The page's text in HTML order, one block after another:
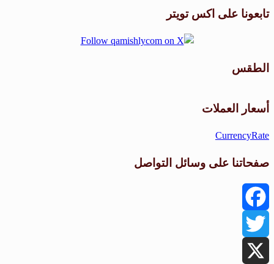
تابعونا على اكس تويتر
الطقس
أسعار العملات
CurrencyRate
صفحاتنا على وسائل التواصل
Facebook
Twitter